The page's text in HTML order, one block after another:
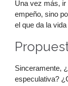
Una vez más,
empeño, sino
el que da la
Sinceramente,
especulativa?